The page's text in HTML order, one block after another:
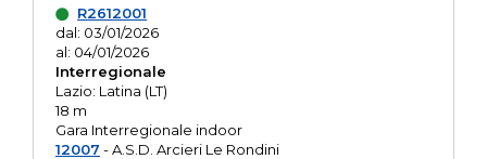
R2612001
dal: 03/01/2026
al: 04/01/2026
Interregionale
Lazio: Latina (LT)
18 m
Gara Interregionale indoor
12007 - A.S.D. Arcieri Le Rondini